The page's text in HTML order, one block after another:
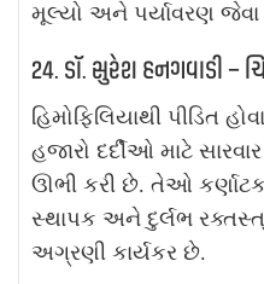
મૂલ્યો અને પર્યાવરણ જેવા
24. ડૉ. સુરેશ હનગવાડી –
હિમોફિલિયાથી પીડિત
હજારો દર્દીઓ માટે
ઊભી કરી છે. તેઓ કર્ણાટક
સ્થાપક અને દુર્લભ
અગ્રણી કાર્યકર છે.